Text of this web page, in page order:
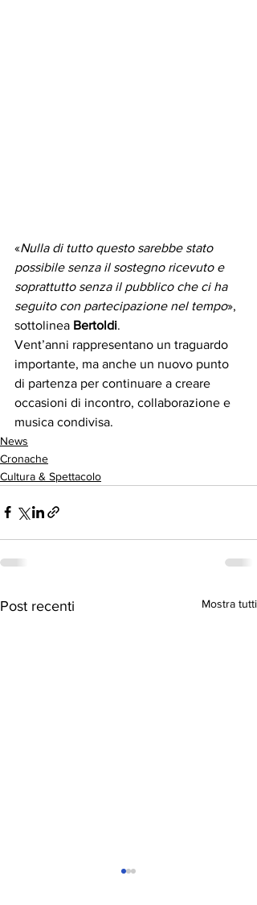
«Nulla di tutto questo sarebbe stato
possibile senza il sostegno ricevuto e
soprattutto senza il pubblico che ci ha
seguito con partecipazione nel tempo»,
sottolinea Bertoldi.
Vent’anni rappresentano un traguardo
importante, ma anche un nuovo punto
di partenza per continuare a creare
occasioni di incontro, collaborazione e
musica condivisa.
News
Cronache
Cultura & Spettacolo
Post recenti Mostra tutti